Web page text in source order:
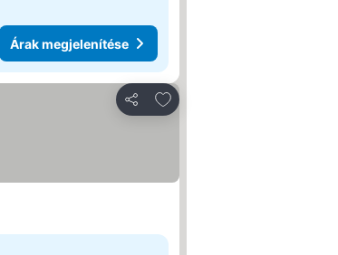
Árak megjelenítése
Megosztás
Hozzáadás a kedvencekhez